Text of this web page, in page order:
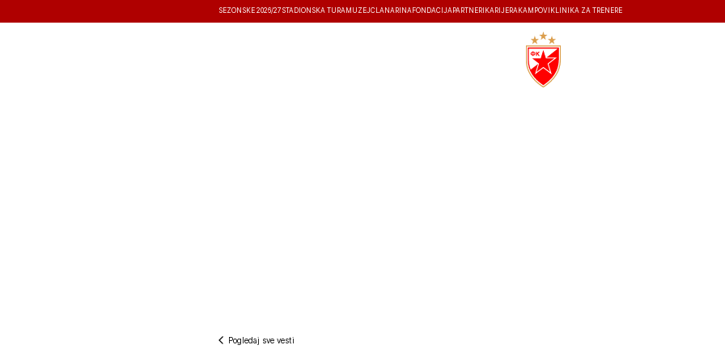
SEZONSKE 2026/27 STADIONSKA TURA MUZEJČLANARINA FONDACIJA PARTNERI KARIJERA KAMPOVI KLINIKA ZA TRENERE
Pogledaj sve vesti